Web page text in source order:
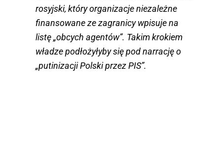
rosyjski, który organizacje niezależne
finansowane ze zagranicy wpisuje na
listę „obcych agentów”. Takim krokiem
władze podłożyłyby się pod narrację o
„putinizacji Polski przez PIS”.